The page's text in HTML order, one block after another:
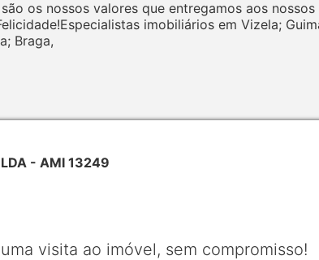
os nossos valores que entregamos aos
imobiliários em Vizela;
Braga,
- AMI 13249
visita ao imóvel, sem compromisso!